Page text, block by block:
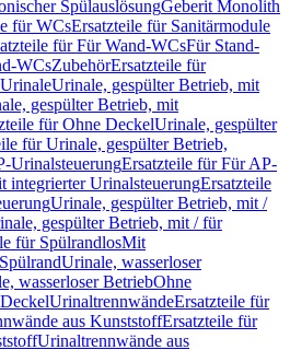
SpülauslösungGeberit Monolith
für WCsErsatzteile für Sanitärmodule
für Für Wand-WCsFür Stand-
WCsZubehörErsatzteile für
UrinaleUrinale, gespülter Betrieb, mit
gespülter Betrieb, mit
für Ohne DeckelUrinale, gespülter
für Urinale, gespülter Betrieb,
UrinalsteuerungErsatzteile für Für AP-
integrierter UrinalsteuerungErsatzteile
Urinale, gespülter Betrieb, mit /
gespülter Betrieb, mit / für
für SpülrandlosMit
Urinale, wasserloser
wasserloser BetriebOhne
UrinaltrennwändeErsatzteile für
aus KunststoffErsatzteile für
Urinaltrennwände aus